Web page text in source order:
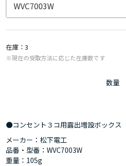
在庫 3
※現在の受取方法に応じた在庫数です
数量
●コンセント３コ用露出増設ボックス
メーカー：松下電工
品番・型番：WVC7003W
重量：105g